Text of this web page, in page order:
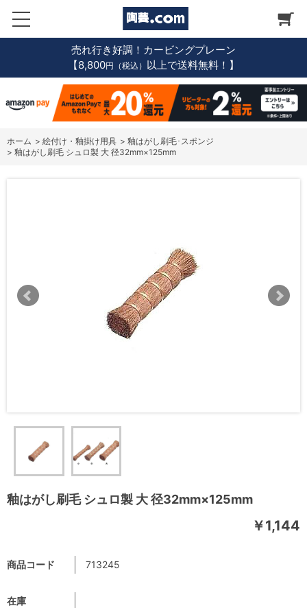
売れ行き好調！カービングプレーン
【8,800円（税込） 以上で送料無料！】
ホーム > 絵付け・釉掛け用具 > 釉はがし刷毛･スポンジ
> 釉はがし刷毛 シュロ製 大 径32mm×125mm
釉はがし刷毛 シュロ製 大 径32mm×125mm
￥1,144
商品コード 713245
在庫